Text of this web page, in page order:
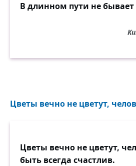
В длинном пути не
Цветы вечно не цветут,
Цветы вечно не цветут,
быть всегда счастлив.